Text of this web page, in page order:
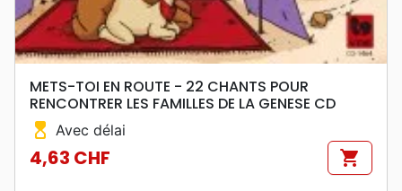
METS-TOI EN ROUTE - 22 CHANTS POUR
RENCONTRER LES FAMILLES DE LA GENESE CD
hourglass_top Avec délai
Prix
4,63 CHF shopping_cart